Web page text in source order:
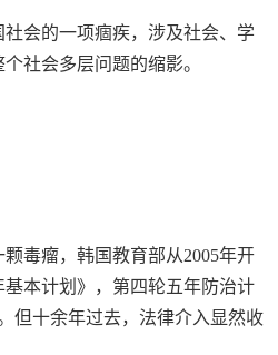
社会的一项痼疾，涉及社会、学
社会多层问题的缩影。
毒瘤，韩国教育部从2005年开
本计划》，第四轮五年防治计
但十余年过去，法律介入显然收